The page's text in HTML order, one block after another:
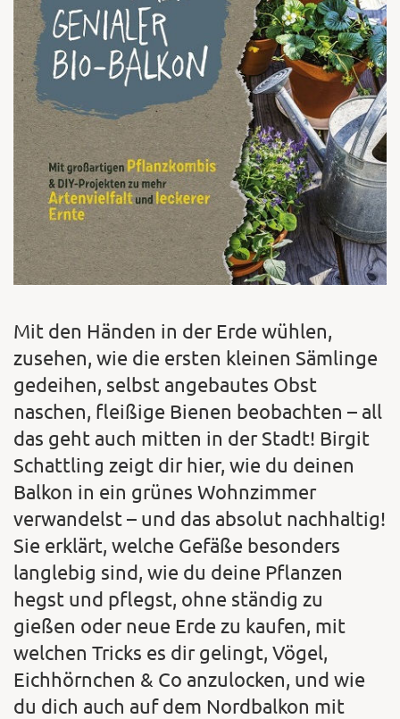
Mit den Händen in der Erde wühlen,
zusehen, wie die ersten kleinen Sämlinge
gedeihen, selbst angebautes Obst
naschen, fleißige Bienen beobachten – all
das geht auch mitten in der Stadt! Birgit
Schattling zeigt dir hier, wie du deinen
Balkon in ein grünes Wohnzimmer
verwandelst – und das absolut nachhaltig!
Sie erklärt, welche Gefäße besonders
langlebig sind, wie du deine Pflanzen
hegst und pflegst, ohne ständig zu
gießen oder neue Erde zu kaufen, mit
welchen Tricks es dir gelingt, Vögel,
Eichhörnchen & Co anzulocken, und wie
du dich auch auf dem Nordbalkon mit